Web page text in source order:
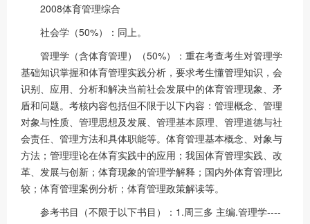
2008体育管理综合
社会学（50%）：同上。
管理学（含体育管理）（50%）：重在考查考生对管理学
基础知识掌握和体育管理实践分析，要求考生懂管理知识，会
识别、应用、分析和解决当前社会发展中的体育管理现象、矛
盾和问题。考核内容包括但不限于以下内容：管理概念、管理
对象与性质、管理思想及发展、管理基本原理、管理道德与社
会责任、管理方法和具体职能等。体育管理基本概念、对象与
方法；管理理论在体育实践中的应用；我国体育管理实践、改
革、发展与创新；体育现象的管理学解释；国内外体育管理比
较；体育管理案例分析；体育管理政策解读等。
参考书目（不限于以下书目）：1.周三多 主编.管理学----